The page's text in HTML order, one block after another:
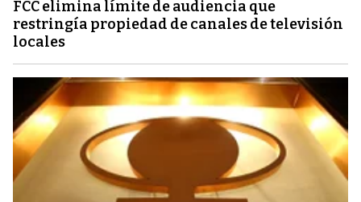
FCC elimina límite de audiencia que
restringía propiedad de canales de televisión
locales